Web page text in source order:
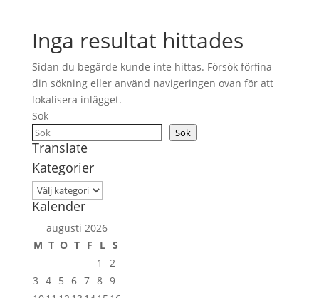
Inga resultat hittades
Sidan du begärde kunde inte hittas. Försök förfina
din sökning eller använd navigeringen ovan för att
lokalisera inlägget.
Sök
Sök
Translate
Kategorier
Kategorier
Kalender
augusti 2026
M T O T F L S
1
2
3 4 5 6 7 8 9